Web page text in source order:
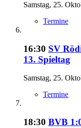
Samstag, 25.
Termine
16:30 SV
13. Spieltag
Samstag, 25.
Termine
18:30 BVB